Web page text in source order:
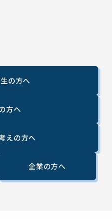
の方へ
方へ
えの方へ
企業の方へ